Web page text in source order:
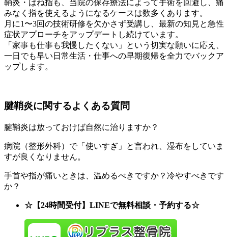
鞘炎・ばね指も、当院の保存療法によって手術を回避し、痛
みなく指を使えるようになるケースは数多くあります。
月に1〜3回の技術研修を欠かさず受講し、最新の知見と急性
症状アプローチをアップデートし続けています。
「家事も仕事も我慢したくない」という切実な願いに応え、
一日でも早い日常生活・仕事への早期復帰を全力でバックア
ップします。
腱鞘炎に関するよくある質問
腱鞘炎は放っておけば自然に治りますか？
病院（整形外科）で「使いすぎ」と言われ、湿布をしていま
すが良くなりません。
手首や指が痛いときは、温めるべきですか？冷やすべきです
か？
☆【24時間受付】LINEで無料相談・予約する☆